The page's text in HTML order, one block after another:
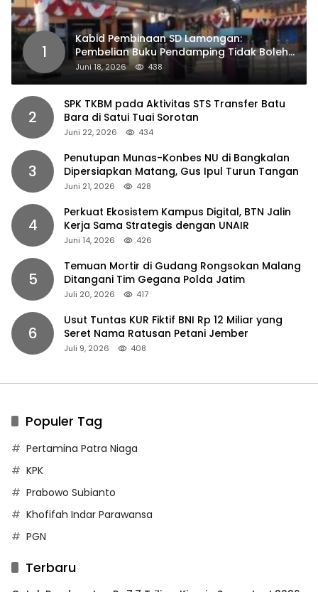
1
Kabid Pembinaan SD Lamongan:
Pembelian Buku Pendamping Tidak Boleh
Dipaksakan
Juni 18, 2026 438
2
SPK TKBM pada Aktivitas STS Transfer Batu
Bara di Satui Tuai Sorotan
Juni 22, 2026 434
3
Penutupan Munas-Konbes NU di Bangkalan
Dipersiapkan Matang, Gus Ipul Turun Tangan
Juni 21, 2026 428
4
Perkuat Ekosistem Kampus Digital, BTN Jalin
Kerja Sama Strategis dengan UNAIR
Juni 14, 2026 426
5
Temuan Mortir di Gudang Rongsokan Malang
Ditangani Tim Gegana Polda Jatim
Juli 20, 2026 417
6
Usut Tuntas KUR Fiktif BNI Rp 12 Miliar yang
Seret Nama Ratusan Petani Jember
Juli 9, 2026 408
Populer Tag
Pertamina Patra Niaga
KPK
Prabowo Subianto
Khofifah Indar Parawansa
PGN
Terbaru